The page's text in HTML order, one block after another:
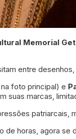
Memorial
entre
foto principal) e
suas marcas,
patriarcais,
de horas, agora